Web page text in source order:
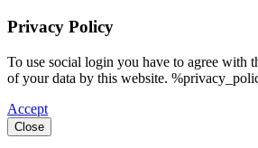
Privacy Policy
To use social login you have to agree with
of your data by this website.
Accept
Close